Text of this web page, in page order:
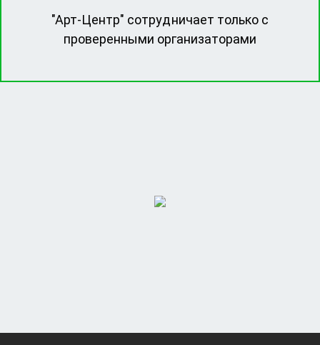
"Арт-Центр" сотрудничает только с
проверенными организаторами